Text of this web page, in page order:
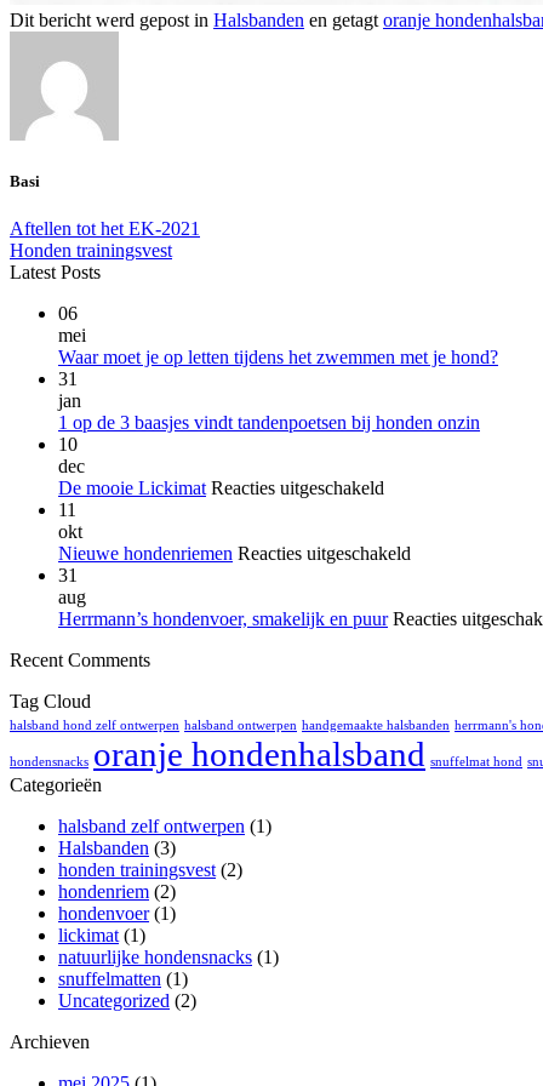
Dit bericht werd gepost in Halsbanden en getagt oranje
Basi
Aftellen tot het EK-2021
Honden trainingsvest
Latest Posts
06
mei
Waar moet je op letten tijdens het zwemmen met je hond?Geen
je
31
jan
1 op de 3 baasjes vindt tandenpoetsen bij honden onzin
10
dec
De mooie Lickimat Reacties uitgeschakeld
Lickimat
11
okt
Nieuwe hondenriemen Reacties uitgeschakeld
31
aug
Herrmann’s hondenvoer, smakelijk en puur Reacties
Recent Comments
Tag Cloud
halsband hond zelf ontwerpen halsband ontwerpen handgemaakte halsbanden herrmann's
hondensnacks oranje hondenhalsband snuffelmat hond
Categorieën
halsband zelf ontwerpen (1)
Halsbanden (3)
honden trainingsvest (2)
hondenriem (2)
hondenvoer(1)
lickimat (1)
natuurlijke hondensnacks (1)
snuffelmatten (1)
Uncategorized (2)
Archieven